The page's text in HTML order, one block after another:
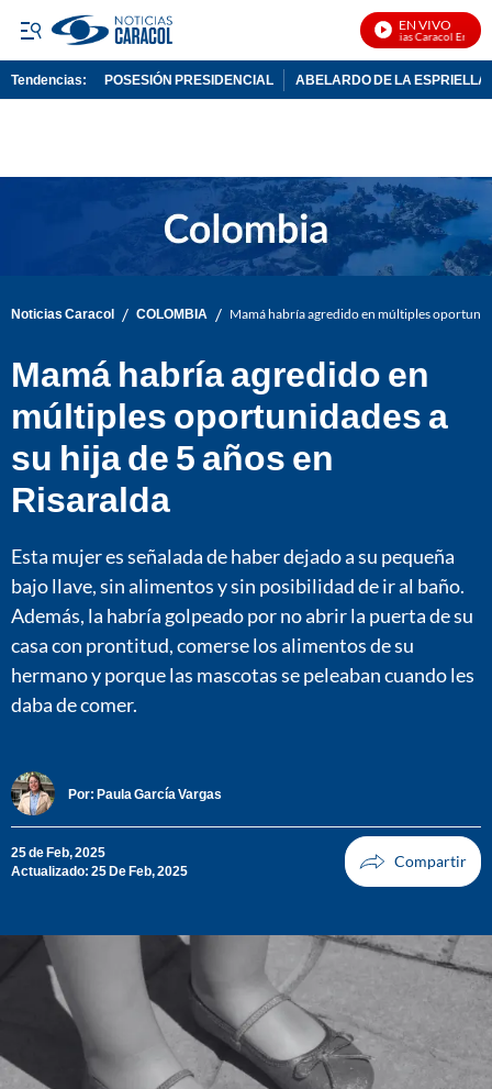
EN VIVO
Noticias Caracol En Vivo
Tendencias: POSESIÓN PRESIDENCIAL ABELARDO DE LA ESPRIELLA
Noticias Caracol / COLOMBIA / Mamá habría agredido en múltiples
Mamá habría agredido en
múltiples oportunidades a
su hija de 5 años en
Risaralda
Esta mujer es señalada de haber dejado a su pequeña
bajo llave, sin alimentos y sin posibilidad de ir al baño.
Además, la habría golpeado por no abrir la puerta de su
casa con prontitud, comerse los alimentos de su
hermano y porque las mascotas se peleaban cuando les
daba de comer.
Por: Paula García Vargas
25 de Feb, 2025
Actualizado: 25 De Feb, 2025